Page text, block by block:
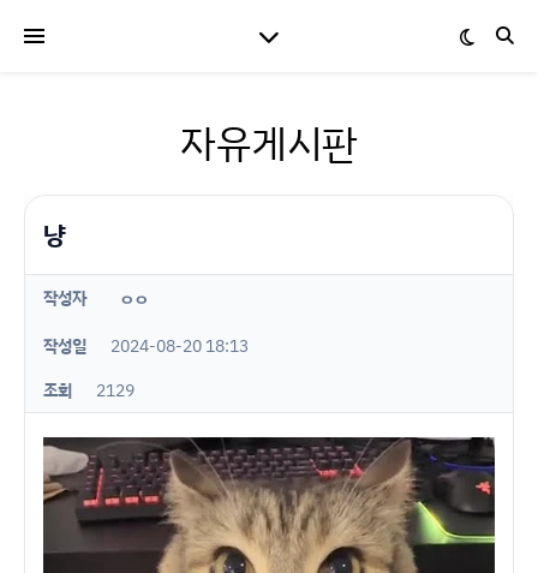
자유게시판
냥
작성자 ㅇㅇ
작성일
2024-08-20 18:13
조회
2129